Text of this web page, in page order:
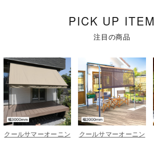
PICK UP ITEM
注目の商品
クールサマーオーニン
クールサマーオーニン